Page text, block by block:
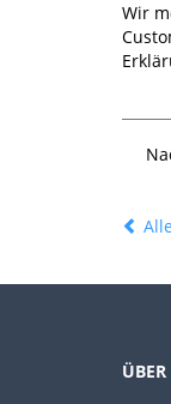
Wir
ÜBER